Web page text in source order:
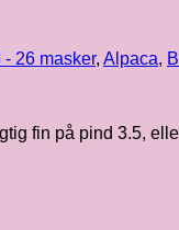
- 26 masker, Alpaca,
fin på pind 3.5,